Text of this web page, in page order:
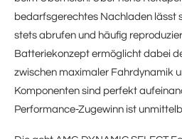
bedarfsgerechtes Nachladen lässt
stets abrufen und häufig
Batteriekonzept ermöglicht dabei
zwischen maximaler Fahrdynamik
Komponenten sind perfekt
Performance-Zugewinn ist